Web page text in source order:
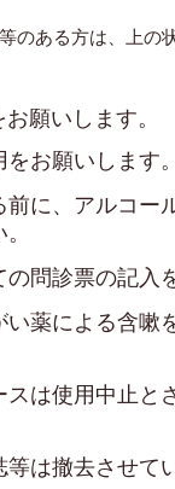
のある方は、上の
願いします。
お願いします。
前に、アルコー
問診票の記入
薬による含嗽
スは使用中止と
は撤去させて